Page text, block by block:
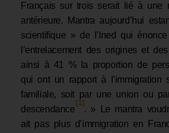
Français sur trois serait lié à une
antérieure. Mantra aujourd’hui
scientifique » de l’Ined qui
l’entrelacement des origines et
ainsi à 41 % la proportion de
qui ont un rapport à l’immigration
familiale, soit par une union ou
descendance
[1]
. » Le mantra
ait pas plus d’immigration en